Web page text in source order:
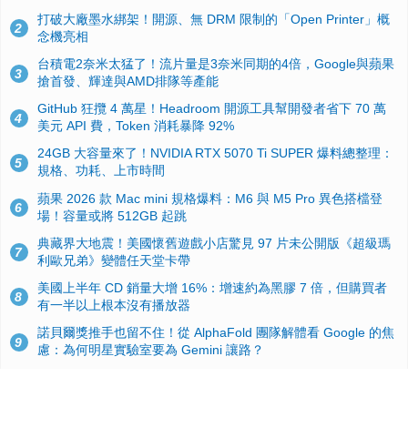
2
打破大廠墨水綁架！開源、無 DRM 限制的「Open Printer」概
念機亮相
3
台積電2奈米太猛了！流片量是3奈米同期的4倍，Google與蘋果
搶首發、輝達與AMD排隊等產能
4
GitHub 狂攬 4 萬星！Headroom 開源工具幫開發者省下 70 萬
美元 API 費，Token 消耗暴降 92%
5
24GB 大容量來了！NVIDIA RTX 5070 Ti SUPER 爆料總整理：
規格、功耗、上市時間
6
蘋果 2026 款 Mac mini 規格爆料：M6 與 M5 Pro 異色搭檔登
場！容量或將 512GB 起跳
7
典藏界大地震！美國懷舊遊戲小店驚見 97 片未公開版《超級瑪
利歐兄弟》變體任天堂卡帶
8
美國上半年 CD 銷量大增 16%：增速約為黑膠 7 倍，但購買者
有一半以上根本沒有播放器
9
諾貝爾獎推手也留不住！從 AlphaFold 團隊解體看 Google 的焦
慮：為何明星實驗室要為 Gemini 讓路？